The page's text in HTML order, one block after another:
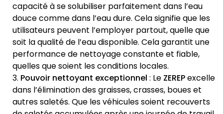
capacité à se solubiliser parfaitement dans l’eau
douce comme dans l’eau dure. Cela signifie que les
utilisateurs peuvent l’employer partout, quelle que
soit la qualité de l’eau disponible. Cela garantit une
performance de nettoyage constante et fiable,
quelles que soient les conditions locales.
Pouvoir nettoyant exceptionnel : Le ZEREPexcelle
dans l’élimination des graisses, crasses, boues et
autres saletés. Que les véhicules soient recouverts